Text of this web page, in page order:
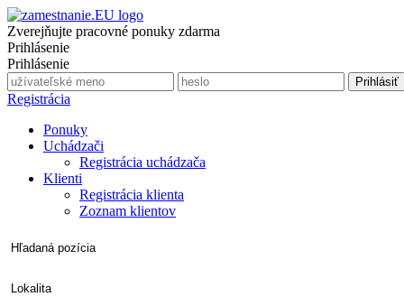
Zverejňujte pracovné ponuky zdarma
Prihlásenie
Prihlásenie
Registrácia
Ponuky
Uchádzači
Registrácia uchádzača
Klienti
Registrácia klienta
Zoznam klientov